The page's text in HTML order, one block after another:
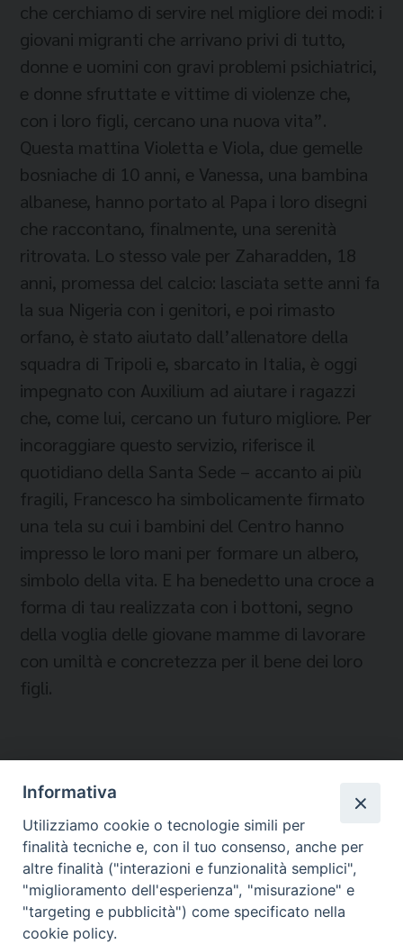
che cerchiamo di servire nel migliore dei modi: i
giovani migranti che arrivano privi di tutto,
donne e uomini con gravi problemi psichiatrici,
e donne sfruttate e vittime di violenze che,
con i loro figli, cercano una nuova vita”.
Questa mattina Violetta e Viola, due gemelle
bosniache di 10 anni, e Vanessa, una bambina
albanese, hanno portato al Papa i loro disegni
che raccontano, finalmente, una serenità
ritrovata. Lo stesso vale per Zaharadden, 18
anni, promessa del calcio: lasciata sette anni fa
la sua Nigeria con i genitori, e poi rimasto
orfano, è stato aiutato dall’allenatore della
squadra di Tripoli e, sbarcato in Italia, è oggi
impegnato con Auxilium ad aiutare i ragazzi
che, come lui, cercano un futuro migliore. Per
incoraggiare questo servizio, riferisce il
quotidiano della Santa Sede – accanto ai più
fragili, Francesco ha simbolicamente firmato
una tela su cui i bambini del Centro hanno
impresso le loro mani per formare un albero,
simbolo della vita. E ha benedetto una croce a
forma di tau realizzata con i bottoni, segno
della voglia delle giovane mamme di lavorare
con umiltà e concretezza per il bene dei loro
figli.
Temi:
PAPA FRANCESCO
Informativa
Utilizziamo cookie o tecnologie simili per
finalità tecniche e, con il tuo consenso, anche per
altre finalità ("interazioni e funzionalità semplici",
"miglioramento dell'esperienza", "misurazione" e
"targeting e pubblicità") come specificato nella
cookie policy.